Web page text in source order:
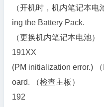
（开机时，机内笔记本
ing the Battery Pack.
（更换机内笔记本电池）
191XX
(PM initialization error.)
oard. （检查主板）
192